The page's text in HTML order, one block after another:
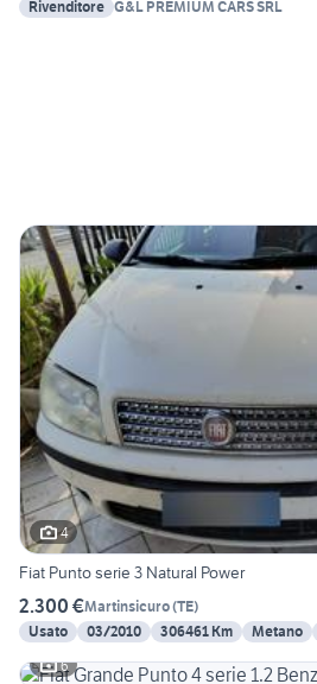
Rivenditore G&L PREMIUM CARS SRL
4
Fiat Punto serie 3 Natural Power
2.300 €Martinsicuro(TE)
Usato
03/2010 306461 Km Metano
6